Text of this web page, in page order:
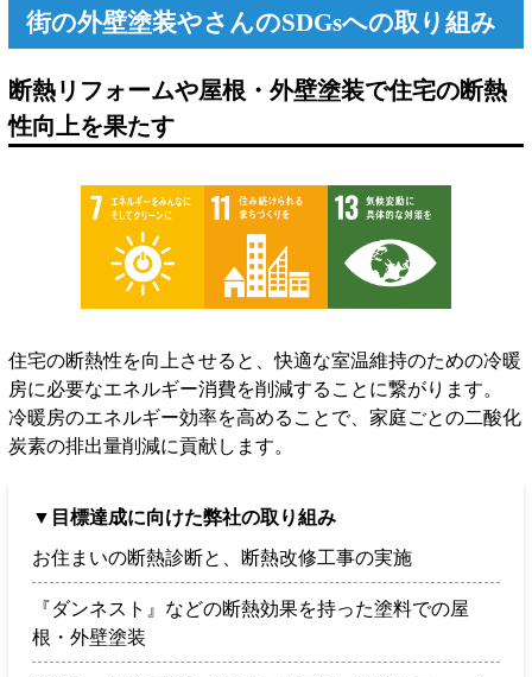
街の外壁塗装やさんのSDGsへの取り組み
断熱リフォームや屋根・外壁塗装で住宅の断熱
性向上を果たす
住宅の断熱性を向上させると、快適な室温維持のための冷暖
房に必要なエネルギー消費を削減することに繋がります。
冷暖房のエネルギー効率を高めることで、家庭ごとの二酸化
炭素の排出量削減に貢献します。
▼目標達成に向けた弊社の取り組み
お住まいの断熱診断と、断熱改修工事の実施
『ダンネスト』などの断熱効果を持った塗料での屋
根・外壁塗装